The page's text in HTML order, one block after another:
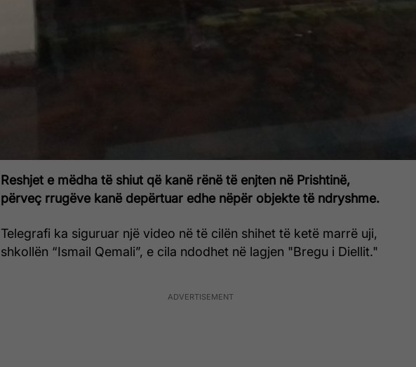
Reshjet e mëdha të shiut që kanë rënë të enjten në Prishtinë,
përveç rrugëve kanë depërtuar edhe nëpër objekte të ndryshme.
Telegrafi ka siguruar një video në të cilën shihet të ketë marrë uji,
shkollën “Ismail Qemali”, e cila ndodhet në lagjen "Bregu i Diellit."